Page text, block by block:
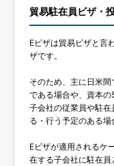
貿易駐在員ビザ・
Eビザは貿易ビザと言
ザです。
そのため、主に日米
である場合や、資本
子会社の従業員や駐
る・行う予定のある場
Eビザが適用されるケ
在する子会社に駐在員